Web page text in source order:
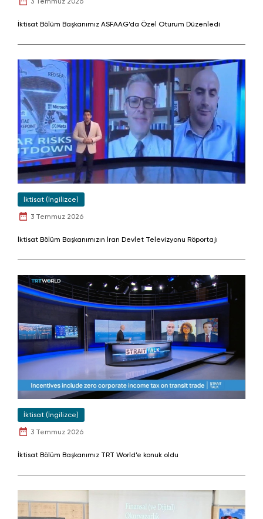
İktisat Bölüm Başkanımız ASFAAG’da Özel Oturum Düzenledi
İktisat (İngilizce)
3 Temmuz 2026
İktisat Bölüm Başkanımızın İran Devlet Televizyonu Röportajı
İktisat (İngilizce)
3 Temmuz 2026
İktisat Bölüm Başkanımız TRT World’e konuk oldu